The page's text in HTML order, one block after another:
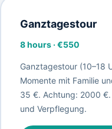
Ganztagestour
8 hours·€550
Ganztagestour (10–18
Momente mit Familie
35 €. Achtung: 2000
und Verpflegung.